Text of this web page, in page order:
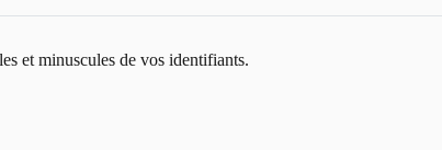
et minuscules de vos identifiants.